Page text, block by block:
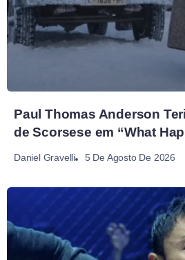
Paul Thomas Anderson
de Scorsese em “What
Daniel Gravelli 5 De Agosto De 2026